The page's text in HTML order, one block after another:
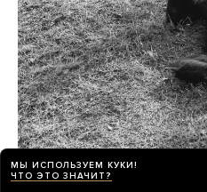
Шимпанзе и гориллы
МЫ ИСПОЛЬЗУЕМ КУКИ!
ЧТО ЭТО ЗНАЧИТ?